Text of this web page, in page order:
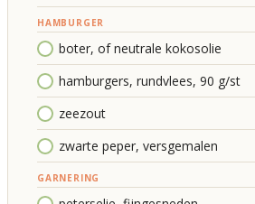
HAMBURGER
boter, of neutrale kokosolie
hamburgers, rundvlees, 90 g/st
zeezout
zwarte peper, versgemalen
GARNERING